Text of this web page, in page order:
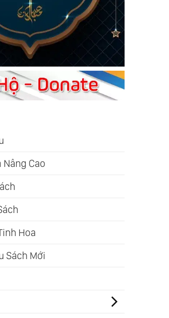
Nâng Cao
Hoa
Sách Mới